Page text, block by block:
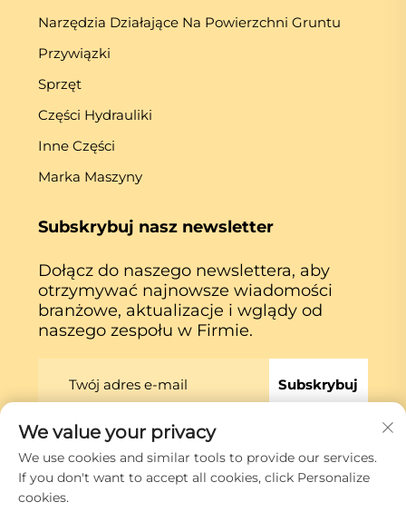
Narzędzia Działające Na Powierzchni Gruntu
Przywiązki
Sprzęt
Części Hydrauliki
Inne Części
Marka Maszyny
Subskrybuj nasz newsletter
Dołącz do naszego newslettera, aby
otrzymywać najnowsze wiadomości
branżowe, aktualizacje i wglądy od
naszego zespołu w Firmie.
Subskrybuj
Prawa autorskie © Xiamen Globe Machine Co.,ltd.
Polityka prywatności
We value your privacy
We use cookies and similar tools to provide our services.
If you don't want to accept all cookies, click Personalize
cookies.